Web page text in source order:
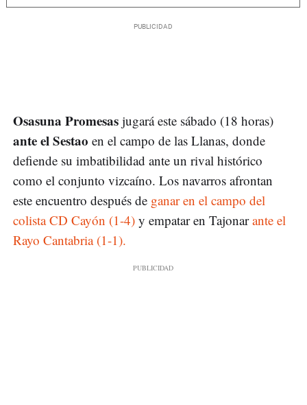
Osasuna Promesas jugará este sábado (18 horas)
ante el Sestao en el campo de las Llanas, donde
defiende su imbatibilidad ante un rival histórico
como el conjunto vizcaíno. Los navarros afrontan
este encuentro después de ganar en el campo del
colista CD Cayón (1-4) y empatar en Tajonarante el
Rayo Cantabria (1-1).